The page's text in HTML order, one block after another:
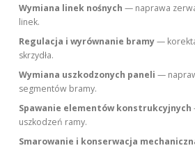
Wymiana linek nośnych — naprawa
linek.
Regulacja i wyrównanie bramy—
skrzydła.
Wymiana uszkodzonych paneli —
segmentów bramy.
Spawanie elementów konstrukcyjnych
uszkodzeń ramy.
Smarowanie i konserwacja